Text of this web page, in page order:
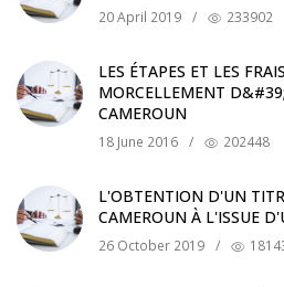
20 April 2019 / 233902
LES ÉTAPES ET LES
MORCELLEMENT
CAMEROUN
18 June 2016 / 202448
L'OBTENTION D'UN
CAMEROUN À L'ISSUE
26 October 2019 /